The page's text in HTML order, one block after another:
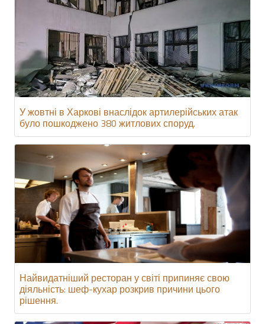
У жовтні в Харкові внаслідок артилерійських атак
було пошкоджено 380 житлових споруд.
Найвидатніший ресторан у світі припиняє свою
діяльність: шеф-кухар розкрив причини цього
рішення.